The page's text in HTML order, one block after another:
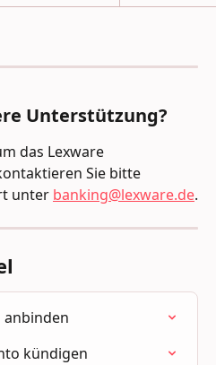
Unterstützung?
das Lexware
Sie bitte
unter banking@lexware.de.
anbinden
kündigen